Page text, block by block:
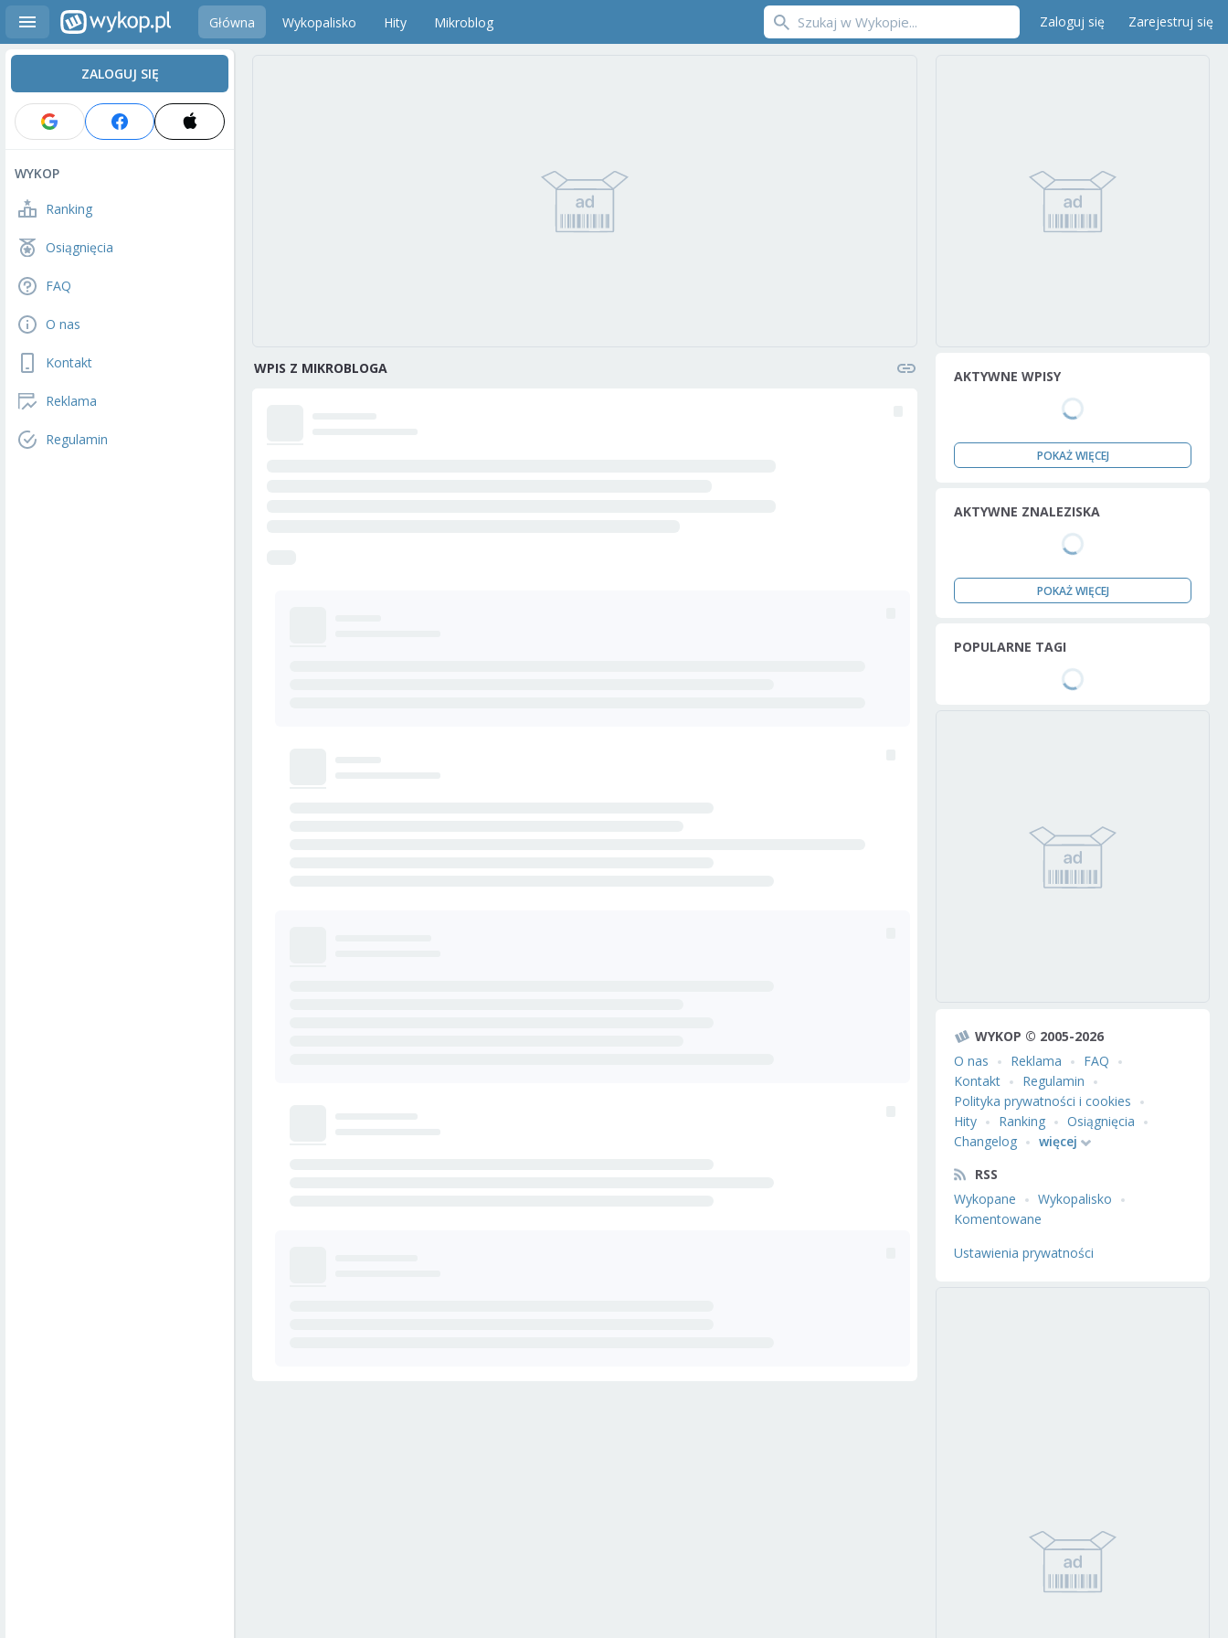
Główna Wykopalisko Hity Mikroblog Zaloguj się Zarejestruj się
ZALOGUJ SIĘ
WYKOP
Ranking
Osiągnięcia
FAQ
O nas
Kontakt
Reklama
Regulamin
WPIS Z MIKROBLOGA AKTYWNE WPISY
POKAŻ WIĘCEJ
AKTYWNE ZNALEZISKA
POKAŻ WIĘCEJ
POPULARNE TAGI
WYKOP © 2005-2026
O nas
Reklama
FAQ
Kontakt
Regulamin
Polityka prywatności i cookies
Hity
Ranking
Osiągnięcia
Changelog
więcej
RSS
Wykopane
Wykopalisko
Komentowane
Ustawienia prywatności